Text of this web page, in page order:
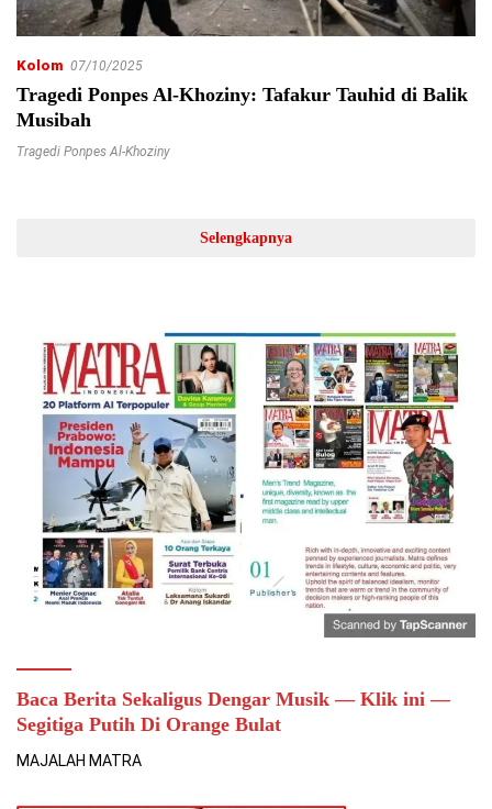
Kolom 07/10/2025
Tragedi Ponpes Al-Khoziny: Tafakur Tauhid di Balik
Musibah
Tragedi Ponpes Al-Khoziny
Selengkapnya
Baca Berita Sekaligus Dengar Musik — Klik ini —
Segitiga Putih Di Orange Bulat
MAJALAH MATRA